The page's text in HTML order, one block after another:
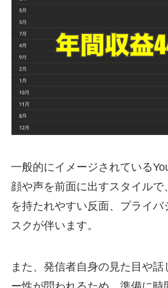
一般的にイメージされている
顔や声を前面に出すスタイルで
を持たれやすい反面、プライバ
スクが伴います。
また、発信者自身の見た目や話